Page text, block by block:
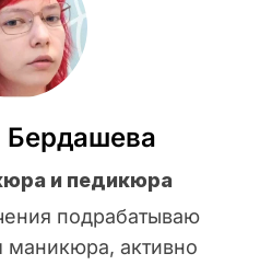
Бердашева
и педикюра
подрабатываю
маникюра, активно